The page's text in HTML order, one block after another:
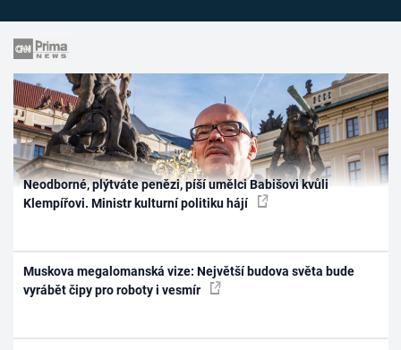
Neodborné, plýtváte penězi, píší umělci Babišovi kvůli
Klempířovi. Ministr kulturní politiku hájí
Muskova megalomanská vize: Největší budova světa bude
vyrábět čipy pro roboty i vesmír